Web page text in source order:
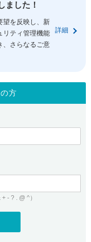
希望の方
ン
ました！
望を反映し、新
リティ管理機能
、さらなるご意
詳細
方
- ? . @ ^）